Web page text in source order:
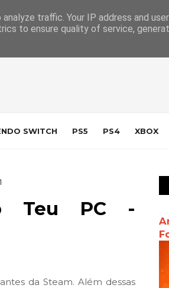
SWITCH PS5 PS4 XBOX
o Teu PC -
da Steam. Além dessas
traffic. Your IP address and
to ensure quality of service,